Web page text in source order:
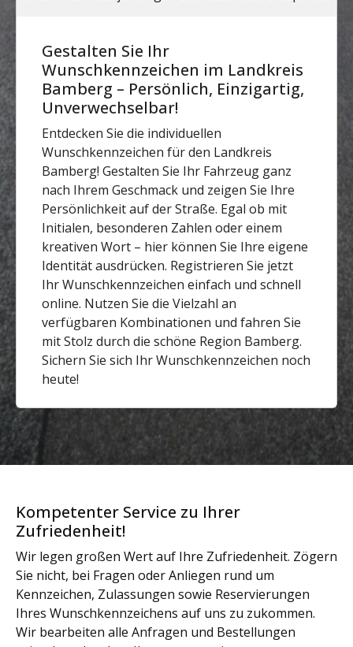
Gestalten Sie Ihr
Wunschkennzeichen im Landkreis
Bamberg – Persönlich, Einzigartig,
Unverwechselbar!
Entdecken Sie die individuellen
Wunschkennzeichen für den Landkreis
Bamberg! Gestalten Sie Ihr Fahrzeug ganz
nach Ihrem Geschmack und zeigen Sie Ihre
Persönlichkeit auf der Straße. Egal ob mit
Initialen, besonderen Zahlen oder einem
kreativen Wort – hier können Sie Ihre eigene
Identität ausdrücken. Registrieren Sie jetzt
Ihr Wunschkennzeichen einfach und schnell
online. Nutzen Sie die Vielzahl an
verfügbaren Kombinationen und fahren Sie
mit Stolz durch die schöne Region Bamberg.
Sichern Sie sich Ihr Wunschkennzeichen noch
heute!
Kompetenter Service zu Ihrer
Zufriedenheit!
Wir legen großen Wert auf Ihre Zufriedenheit. Zögern
Sie nicht, bei Fragen oder Anliegen rund um
Kennzeichen, Zulassungen sowie Reservierungen
Ihres Wunschkennzeichens auf uns zu zukommen.
Wir bearbeiten alle Anfragen und Bestellungen